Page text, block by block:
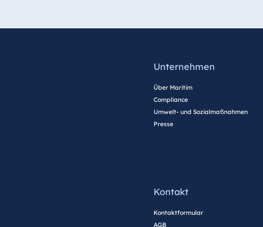
Unternehmen
Über Maritim
Compliance
Umwelt- und Sozialmaßnahmen
Presse
Kontakt
Kontaktformular
AGB